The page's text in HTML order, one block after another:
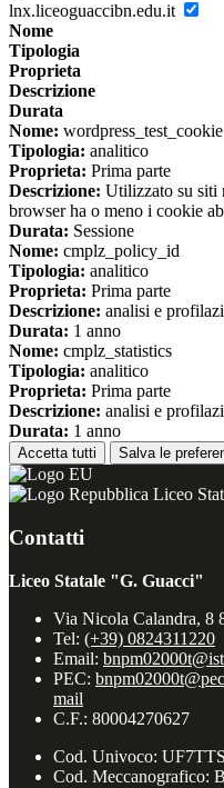
lnx.liceoguaccibn.edu.it
Nome
Tipologia
Proprieta
Descrizione
Durata
Nome: wordpress_test_cookie
Tipologia: analitico
Proprieta: Prima parte
Descrizione: Utilizzato su siti
browser ha o meno i cookie
Durata: Sessione
Nome: cmplz_policy_id
Tipologia: analitico
Proprieta: Prima parte
Descrizione: analisi e
Durata: 1 anno
Nome: cmplz_statistics
Tipologia: analitico
Proprieta: Prima parte
Descrizione: analisi e
Durata: 1 anno
Accetta tutti Salva le
Liceo
Contatti
Liceo Statale "G. Guacci"
Via Nicola Calandra, 8
Tel: (+39) 0824311220
Email:
PEC:
mail
C.F.: 80004270627
Cod. Univoco: UF7TTS
Cod. Meccanografico: